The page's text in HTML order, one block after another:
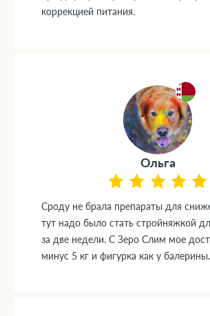
коррекцией питания.
Ольга
Сроду не брала препараты для
тут надо было стать стройняжкой
за две недели. С Зеро Слим мое
минус 5 кг и фигурка как у